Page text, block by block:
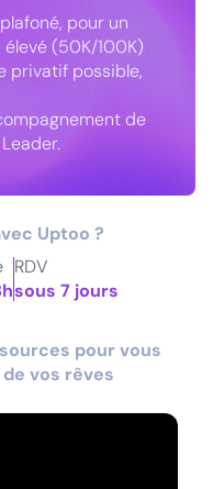
pour un
(50K/100K)
privatif possible,
de
Uptoo ?
RDV
sous 7 jours
pour vous
vos rêves